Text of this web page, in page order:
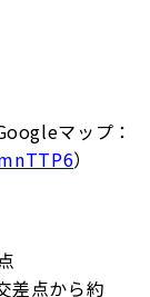
マップ：
）
差点から約